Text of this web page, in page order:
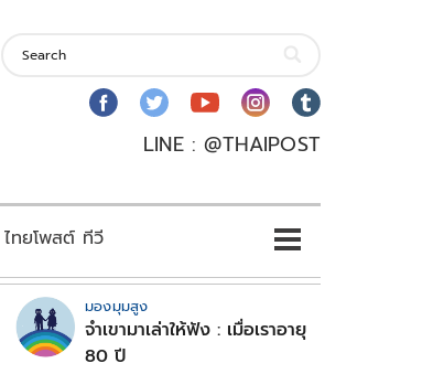
LINE : @THAIPOST
ไทยโพสต์ ทีวี
มองมุมสูง
จำเขามาเล่าให้ฟัง : เมื่อเราอายุ
80 ปี